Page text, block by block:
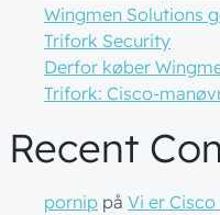
Wingmen Solutions
Trifork Security
Derfor køber
Trifork: Cisco-
Recent
pornip på Vi er